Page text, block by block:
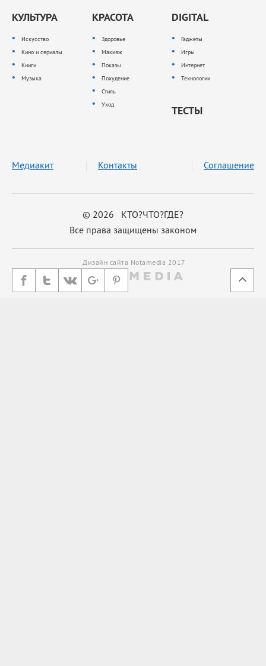
КУЛЬТУРА
Искусство
Кино и сериалы
Книги
Музыка
КРАСОТА
Здоровье
Макияж
Показы
Похудение
Стиль
Уход
DIGITAL
Гаджеты
Игры
Интернет
Технологии
ТЕСТЫ
© 2026 КТО?ЧТО?ГДЕ?
Все права защищены законом
Медиакит Контакты Соглашение
Дизайн сайта Notamedia 2017